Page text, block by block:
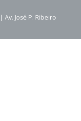
Av. José P. Ribeiro